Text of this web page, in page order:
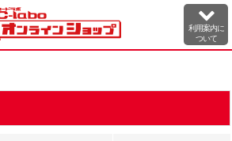
利用案内に
ついて